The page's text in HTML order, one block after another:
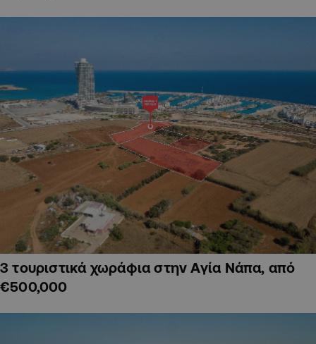
3 τουριστικά χωράφια στην Αγία Νάπα, από
€500,000